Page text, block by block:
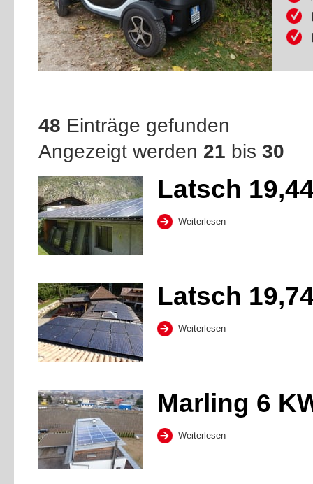
48 Einträge gefunden
Angezeigt werden 21 bis 30
Latsch
Weiterlesen
Latsch
Weiterlesen
Marling 6
Weiterlesen